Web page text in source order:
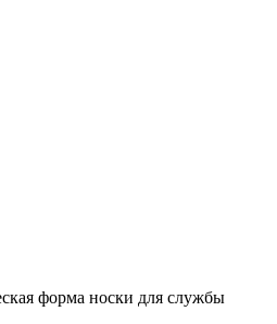
форма носки для службы